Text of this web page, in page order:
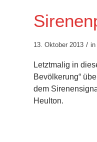
13. Oktober 2013 / in
Letztmalig in
Bevölkerung“
dem
Heulton.